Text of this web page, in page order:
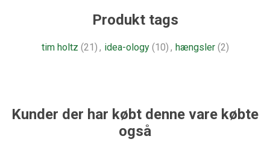
Produkt tags
tim holtz (21) , idea-ology (10) , hængsler (2)
Kunder der har købt denne vare købte
også